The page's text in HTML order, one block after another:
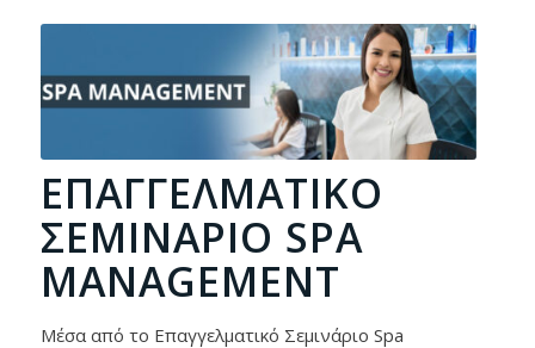
ΕΠΑΓΓΕΛΜΑΤΙΚΌ
ΣΕΜΙΝΆΡΙΟ SPA
MANAGEMENT
Μέσα από το Επαγγελματικό Σεμινάριο Spa